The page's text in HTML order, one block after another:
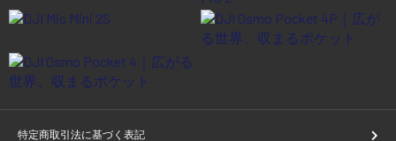
特定商取引法に基づく表記